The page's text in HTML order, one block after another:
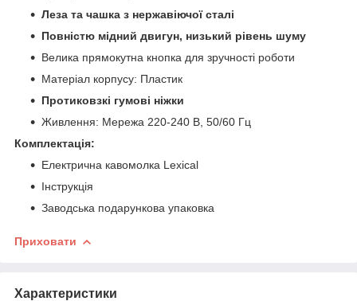
Леза та чашка з нержавіючої сталі
Повністю мідний двигун, низький рівень шуму
Велика прямокутна кнопка для зручності роботи
Матеріал корпусу: Пластик
Протиковзкі гумові ніжки
Живлення: Мережа 220-240 В, 50/60 Гц
Комплектація:
Електрична кавомолка Lexical
Інструкція
Заводська подарункова упаковка
Приховати
Характеристики